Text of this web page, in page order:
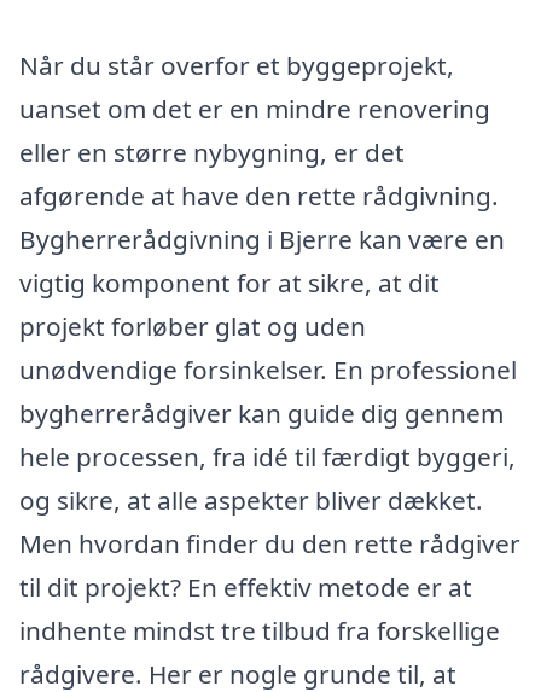
Når du står overfor et byggeprojekt,
uanset om det er en mindre renovering
eller en større nybygning, er det
afgørende at have den rette rådgivning.
Bygherrerådgivning i Bjerre kan være en
vigtig komponent for at sikre, at dit
projekt forløber glat og uden
unødvendige forsinkelser. En professionel
bygherrerådgiver kan guide dig gennem
hele processen, fra idé til færdigt byggeri,
og sikre, at alle aspekter bliver dækket.
Men hvordan finder du den rette rådgiver
til dit projekt? En effektiv metode er at
indhente mindst tre tilbud fra forskellige
rådgivere. Her er nogle grunde til, at